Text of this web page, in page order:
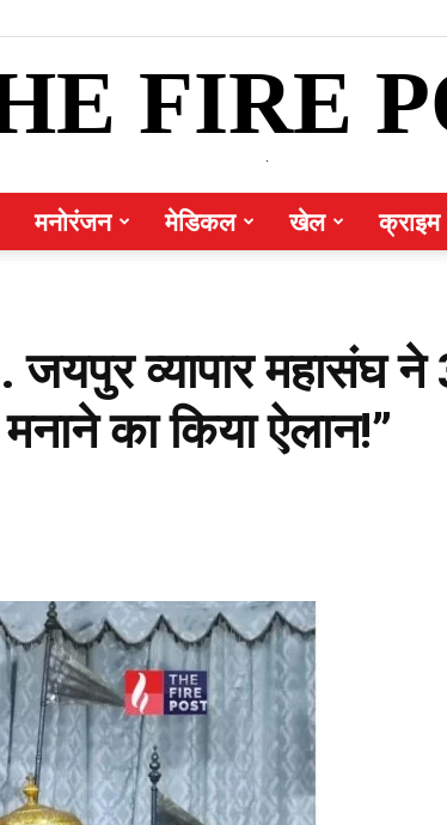
FIRE
मनोरंजन मेडिकल खेल क्राइम
जयपुर व्यापार महासंघ ने
का किया ऐलान!”